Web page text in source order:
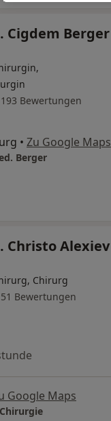
Cigdem Berger
193 Bewertungen
• Zu Google Maps
Berger
Christo Alexiev
Chirurg
51 Bewertungen
Google Maps